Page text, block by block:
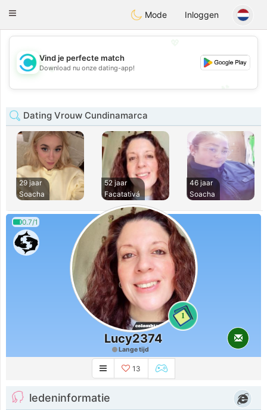
olombiaCitas
Toggle
Mode Inloggen
💖
Vind je perfecte match
Download nu onze dating-app!
Dating Vrouw Cundinamarca
29 jaar
Soacha
52 jaar
Facatativá
46 jaar
Soacha
0.7/1
1
Lucy2374
Lange tijd
13
ledeninformatie